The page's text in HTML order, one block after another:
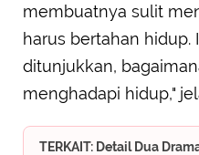
membuatnya sulit
harus bertahan hidup.
ditunjukkan,
menghadapi hidup,"
TERKAIT: Detail Dua